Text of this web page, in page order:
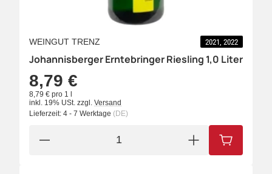
WEINGUT TRENZ 2021, 2022
Johannisberger Erntebringer Riesling 1,0 Liter
8,79 €
8,79 € pro 1 l
inkl. 19% USt. zzgl. Versand
Lieferzeit: 4 - 7 Werktage (DE)
IN DEN